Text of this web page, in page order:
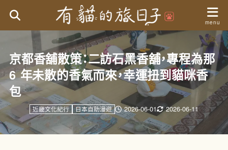
京都香舖散策：二訪石黑香舖，專程為那
6 年未散的香氣而來，幸運扭到貓咪香
包
2026-06-01 2026-06-11
近畿文化紀行 日本自助漫遊